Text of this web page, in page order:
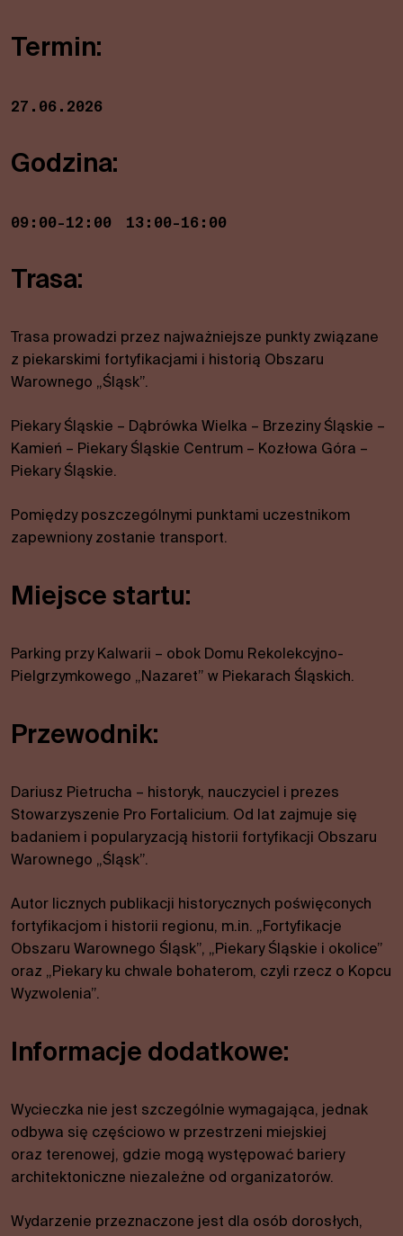
Termin:
27.06.2026
Godzina:
09:00-12:00 13:00-16:00
Trasa:
Trasa prowadzi przez najważniejsze punkty związane
z piekarskimi fortyfikacjami i historią Obszaru
Warownego „Śląsk”.
Piekary Śląskie – Dąbrówka Wielka – Brzeziny Śląskie –
Kamień – Piekary Śląskie Centrum – Kozłowa Góra –
Piekary Śląskie.
Pomiędzy poszczególnymi punktami uczestnikom
zapewniony zostanie transport.
Miejsce startu:
Parking przy Kalwarii – obok Domu Rekolekcyjno-
Pielgrzymkowego „Nazaret” w Piekarach Śląskich.
Przewodnik:
Dariusz Pietrucha – historyk, nauczyciel i prezes
Stowarzyszenie Pro Fortalicium. Od lat zajmuje się
badaniem i popularyzacją historii fortyfikacji Obszaru
Warownego „Śląsk”.
Autor licznych publikacji historycznych poświęconych
fortyfikacjom i historii regionu, m.in. „Fortyfikacje
Obszaru Warownego Śląsk”, „Piekary Śląskie i okolice”
oraz „Piekary ku chwale bohaterom, czyli rzecz o Kopcu
Wyzwolenia”.
Informacje dodatkowe:
Wycieczka nie jest szczególnie wymagająca, jednak
odbywa się częściowo w przestrzeni miejskiej
oraz terenowej, gdzie mogą występować bariery
architektoniczne niezależne od organizatorów.
Wydarzenie przeznaczone jest dla osób dorosłych,
Niezbędne
Te pliki
cookies nie
Są one
wymagane
do działania
W celu
poprawy
serwisu w
oparciu o
sposób
korzystania z